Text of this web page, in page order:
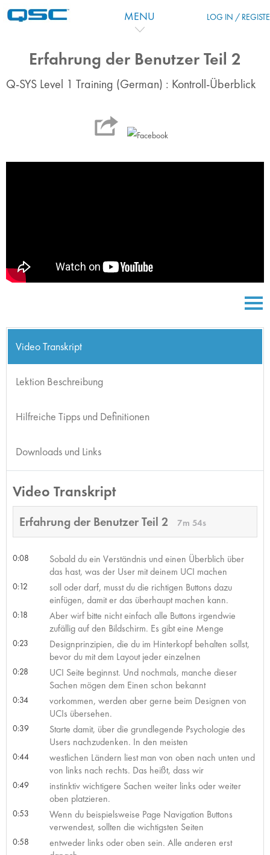
MENU LOG IN /
Erfahrung der Benutzer Teil 2
Q-SYS Level 1 Training (German) : Kontroll-Überblick
Video Transkript
Lektion Beschreibung
Hilfreiche Tipps und Definitionen
Downloads und Links
Video Transkript
Erfahrung der Benutzer Teil 2 7m 54s
0:08
Sobald du ein Verständnis und einen Überblich über
das hast, was der User mit deinem UCI machen
0:12
soll oder darf, musst du die richtigen Buttons dazu
einfügen, damit er das überhaupt machen kann.
0:18
Aber wirf bitte nicht einfach alle Buttons irgendwie
zufällig auf den Bildschirm. Es gibt eine Menge
0:23
Designprinzipien, die du im Hinterkopf behalten sollst,
bevor du mit dem Layout jeder einzelnen
0:28
UCI Seite beginnst. Und nochmals, manche dieser
Sachen mögen dem Einen schon bekannt
0:34
vorkommen, werden aber gerne beim Designen von
UCIs übersehen.
0:39
Starte damit, über die grundlegende Psychologie des
Users nachzudenken. In den meisten
0:44
westlichen Ländern liest man von oben nach unten und
von links nach rechts. Das heißt, dass wir
0:49
instinktiv wichtigere Sachen weiter links oder weiter
oben platzieren.
0:53
Wenn du beispielsweise Page Navigation Buttons
verwendest, sollten die wichtigsten Seiten
0:58
entweder links oder oben sein. Alle anderen erst